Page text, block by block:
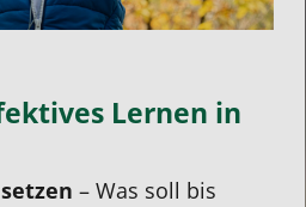
Lernen in
– Was soll bis